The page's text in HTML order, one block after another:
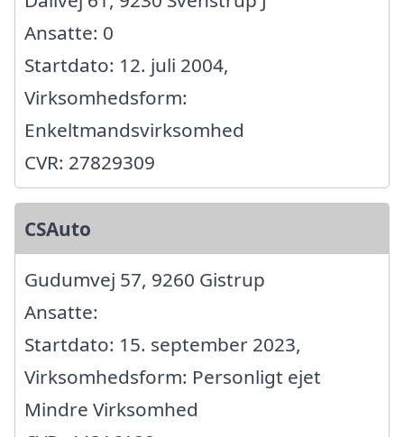
Ansatte: 0
Startdato: 12. juli 2004,
Virksomhedsform:
Enkeltmandsvirksomhed
CVR: 27829309
CSAuto
Gudumvej 57, 9260 Gistrup
Ansatte:
Startdato: 15. september 2023,
Virksomhedsform: Personligt ejet
Mindre Virksomhed